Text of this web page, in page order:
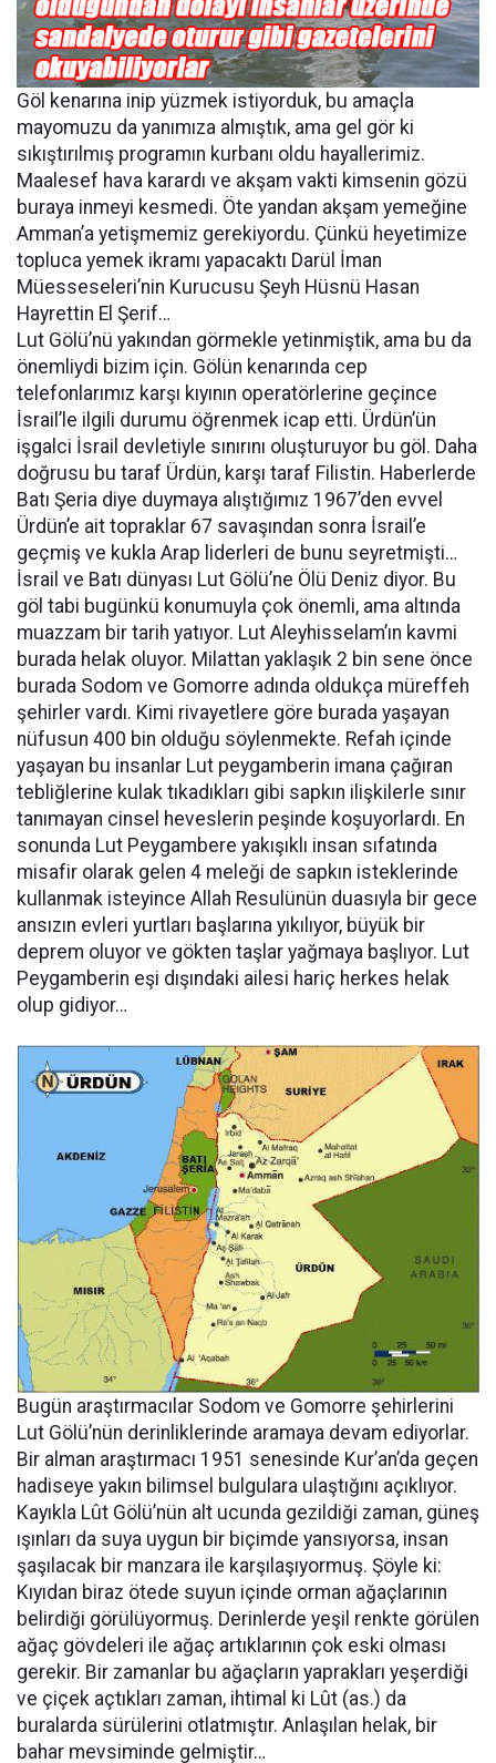
Göl kenarına inip yüzmek istiyorduk, bu amaçla
mayomuzu da yanımıza almıştık, ama gel gör ki
sıkıştırılmış programın kurbanı oldu hayallerimiz.
Maalesef hava karardı ve akşam vakti kimsenin gözü
buraya inmeyi kesmedi. Öte yandan akşam yemeğine
Amman’a yetişmemiz gerekiyordu. Çünkü heyetimize
topluca yemek ikramı yapacaktı Darül İman
Müesseseleri’nin Kurucusu Şeyh Hüsnü Hasan
Hayrettin El Şerif…
Lut Gölü’nü yakından görmekle yetinmiştik, ama bu da
önemliydi bizim için. Gölün kenarında cep
telefonlarımız karşı kıyının operatörlerine geçince
İsrail’le ilgili durumu öğrenmek icap etti. Ürdün’ün
işgalci İsrail devletiyle sınırını oluşturuyor bu göl. Daha
doğrusu bu taraf Ürdün, karşı taraf Filistin. Haberlerde
Batı Şeria diye duymaya alıştığımız 1967’den evvel
Ürdün’e ait topraklar 67 savaşından sonra İsrail’e
geçmiş ve kukla Arap liderleri de bunu seyretmişti…
İsrail ve Batı dünyası Lut Gölü’ne Ölü Deniz diyor. Bu
göl tabi bugünkü konumuyla çok önemli, ama altında
muazzam bir tarih yatıyor. Lut Aleyhisselam’ın kavmi
burada helak oluyor. Milattan yaklaşık 2 bin sene önce
burada Sodom ve Gomorre adında oldukça müreffeh
şehirler vardı. Kimi rivayetlere göre burada yaşayan
nüfusun 400 bin olduğu söylenmekte. Refah içinde
yaşayan bu insanlar Lut peygamberin imana çağıran
tebliğlerine kulak tıkadıkları gibi sapkın ilişkilerle sınır
tanımayan cinsel heveslerin peşinde koşuyorlardı. En
sonunda Lut Peygambere yakışıklı insan sıfatında
misafir olarak gelen 4 meleği de sapkın isteklerinde
kullanmak isteyince Allah Resulünün duasıyla bir gece
ansızın evleri yurtları başlarına yıkılıyor, büyük bir
deprem oluyor ve gökten taşlar yağmaya başlıyor. Lut
Peygamberin eşi dışındaki ailesi hariç herkes helak
olup gidiyor…
Bugün araştırmacılar Sodom ve Gomorre şehirlerini
Lut Gölü’nün derinliklerinde aramaya devam ediyorlar.
Bir alman araştırmacı 1951 senesinde Kur’an’da geçen
hadiseye yakın bilimsel bulgulara ulaştığını açıklıyor.
Kayıkla Lût Gölü’nün alt ucunda gezildiği zaman, güneş
ışınları da suya uygun bir biçimde yansıyorsa, insan
şaşılacak bir manzara ile karşılaşıyormuş. Şöyle ki:
Kıyıdan biraz ötede suyun içinde orman ağaçlarının
belirdiği görülüyormuş. Derinlerde yeşil renkte görülen
ağaç gövdeleri ile ağaç artıklarının çok eski olması
gerekir. Bir zamanlar bu ağaçların yaprakları yeşerdiği
ve çiçek açtıkları zaman, ihtimal ki Lût (as.) da
buralarda sürülerini otlatmıştır. Anlaşılan helak, bir
bahar mevsiminde gelmiştir…